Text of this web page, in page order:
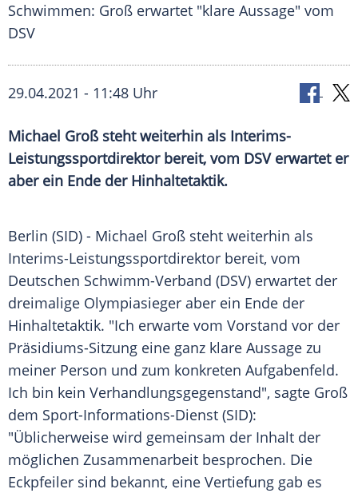
Schwimmen: Groß erwartet "klare Aussage" vom
DSV
29.04.2021 - 11:48 Uhr
Michael Groß steht weiterhin als Interims-
Leistungssportdirektor bereit, vom DSVerwartet er
aber ein Ende der Hinhaltetaktik.
Berlin (SID) - Michael Groß steht weiterhin als
Interims-Leistungssportdirektor bereit, vom
Deutschen Schwimm-Verband (DSV) erwartet der
dreimalige Olympiasieger aber ein Ende der
Hinhaltetaktik. "Ich erwarte vom Vorstand vor der
Präsidiums-Sitzung eine ganz klare Aussage zu
meiner Person und zum konkreten Aufgabenfeld.
Ich bin kein Verhandlungsgegenstand", sagte Groß
dem Sport-Informations-Dienst (SID):
"Üblicherweise wird gemeinsam der Inhalt der
möglichen Zusammenarbeit besprochen. Die
Eckpfeiler sind bekannt, eine Vertiefung gab es